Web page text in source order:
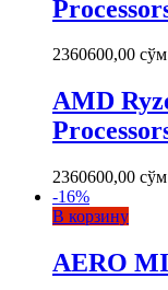
2360600,00 сўм
AMD
2360600,00 сўм
-16%
В корзину
AERO